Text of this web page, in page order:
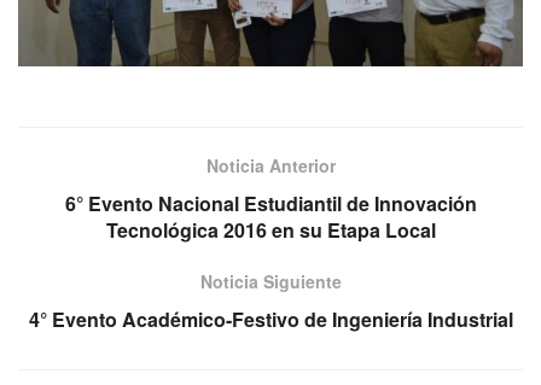
Noticia Anterior
6° Evento Nacional Estudiantil de Innovación
Tecnológica 2016 en su Etapa Local
Noticia Siguiente
4° Evento Académico-Festivo de Ingeniería Industrial